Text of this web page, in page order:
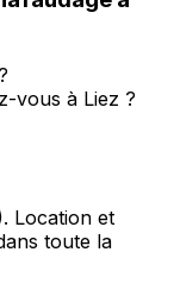
vous à Liez ?
Location et
toute la